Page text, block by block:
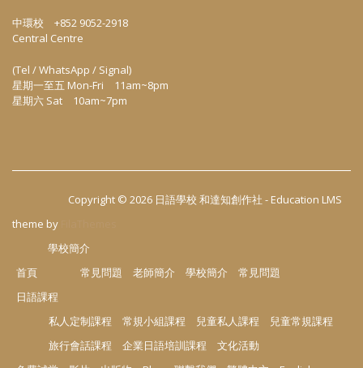
中環校 +852 9052-2918
Central Centre
(Tel / WhatsApp / Signal)
星期一至五 Mon-Fri 11am~8pm
星期六 Sat 10am~7pm
Copyright © 2026 日語學校 和達知創作社 - Education LMS
theme by
首頁
學校簡介
常見問題
老師簡介 學校簡介
常見問題
日語課程
私人定制課程
常規小組課程 兒童私人課程
兒童常規課程
旅行會話課程
企業日語培訓課程
文化活動